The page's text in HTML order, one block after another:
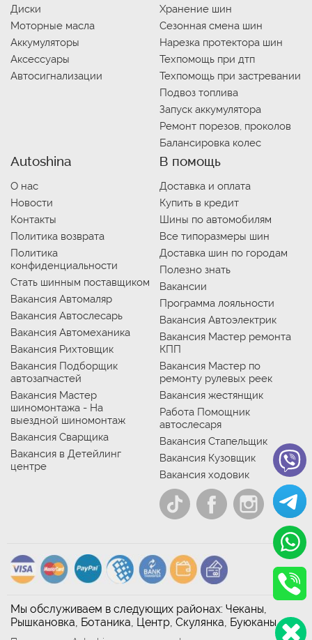
Диски
Моторные масла
Аккумуляторы
Аксессуары
Автосигнализации
Хранение шин
Сезонная смена шин
Нарезка протектора шин
Техпомощь при дтп
Техпомощь при застревании
Подвоз топлива
Запуск аккумулятора
Ремонт порезов, проколов
Балансировка колес
Autoshina
О нас
Новости
Контакты
Политика возврата
Политика
конфиденциальности
Стать шинным поставщиком
Вакансия Автомаляр
Вакансия Автослесарь
Вакансия Автомеханика
Вакансия Рихтовщик
Вакансия Подборщик
автозапчастей
Вакансия Мастер
шиномонтажа - На
выездной шиномонтаж
Вакансия Сварщика
Вакансия в Детейлинг
центре
В помощь
Доставка и оплата
Купить в кредит
Шины по автомобилям
Все типоразмеры шин
Доставка шин по городам
Полезно знать
Вакансии
Программа лояльности
Вакансия Автоэлектрик
Вакансия Мастер ремонта
КПП
Вакансия Мастер по
ремонту рулевых реек
Вакансия жестянщик
Работа Помощник
автослесаря
Вакансия Стапельщик
Вакансия Кузовщик
Вакансия ходовик
Мы обслуживаем в следующих районах: Чеканы,
Рышкановка, Ботаника, Центр, Скулянка, Буюканы